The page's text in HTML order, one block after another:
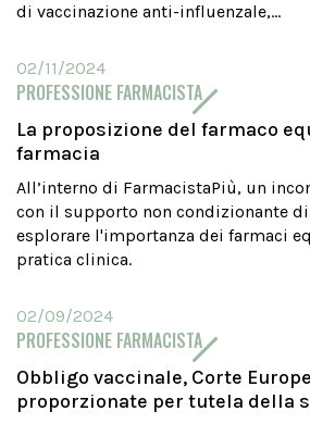
di vaccinazione anti-influenzale,...
02/11/2024
PROFESSIONE FARMACISTA
La proposizione del farmaco
farmacia
All’interno di FarmacistaPiù, un
con il supporto non condizionante di
esplorare l'importanza dei farmaci
pratica clinica.
02/09/2024
PROFESSIONE FARMACISTA
Obbligo vaccinale, Corte
proporzionate per tutela della